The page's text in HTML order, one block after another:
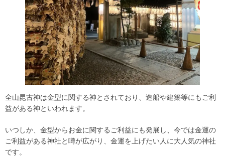
全山昆古神は金型に関する神とされており、造船や建築等にもご利
益がある神といわれます。
いつしか、金型からお金に関するご利益にも発展し、今では金運の
ご利益がある神社と噂が広がり、金運を上げたい人に大人気の神社
です。